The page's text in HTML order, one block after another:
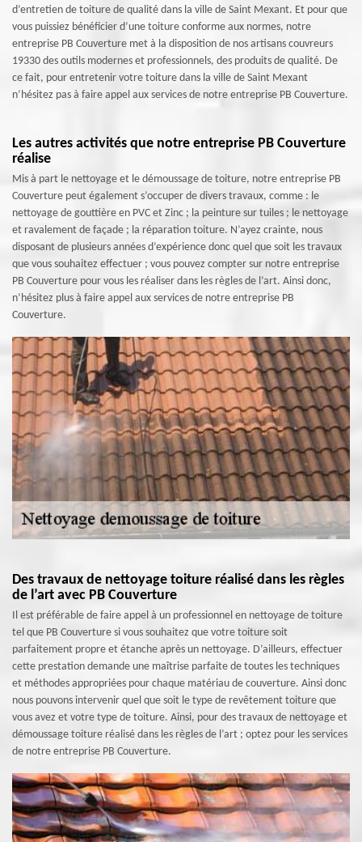
d’entretien de toiture de qualité dans la ville de Saint Mexant. Et pour que
vous puissiez bénéficier d’une toiture conforme aux normes, notre
entreprise PB Couverture met à la disposition de nos artisans couvreurs
19330 des outils modernes et professionnels, des produits de qualité. De
ce fait, pour entretenir votre toiture dans la ville de Saint Mexant
n’hésitez pas à faire appel aux services de notre entreprise PB Couverture.
Les autres activités que notre entreprise PB Couverture
réalise
Mis à part le nettoyage et le démoussage de toiture, notre entreprise PB
Couverture peut également s’occuper de divers travaux, comme : le
nettoyage de gouttière en PVC et Zinc ; la peinture sur tuiles ; le nettoyage
et ravalement de façade ; la réparation toiture. N’ayez crainte, nous
disposant de plusieurs années d’expérience donc quel que soit les travaux
que vous souhaitez effectuer ; vous pouvez compter sur notre entreprise
PB Couverture pour vous les réaliser dans les règles de l’art. Ainsi donc,
n’hésitez plus à faire appel aux services de notre entreprise PB
Couverture.
Des travaux de nettoyage toiture réalisé dans les règles
de l’art avec PB Couverture
Il est préférable de faire appel à un professionnel en nettoyage de toiture
tel que PB Couverture si vous souhaitez que votre toiture soit
parfaitement propre et étanche après un nettoyage. D’ailleurs, effectuer
cette prestation demande une maîtrise parfaite de toutes les techniques
et méthodes appropriées pour chaque matériau de couverture. Ainsi donc
nous pouvons intervenir quel que soit le type de revêtement toiture que
vous avez et votre type de toiture. Ainsi, pour des travaux de nettoyage et
démoussage toiture réalisé dans les règles de l’art ; optez pour les services
de notre entreprise PB Couverture.